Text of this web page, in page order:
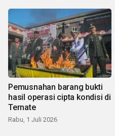
Pemusnahan barang bukti
hasil operasi cipta kondisi di
Ternate
Rabu, 1 Juli 2026